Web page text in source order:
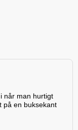
når man hurtigt
på en buksekant